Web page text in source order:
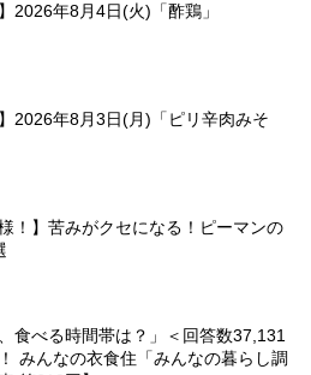
2026年8月4日(火)「酢鶏」
】2026年8月3日(月)「ピリ辛肉みそ
！】苦みがクセになる！ピーマンの
食べる時間帯は？」＜回答数37,131
みんなの衣食住「みんなの暮らし調